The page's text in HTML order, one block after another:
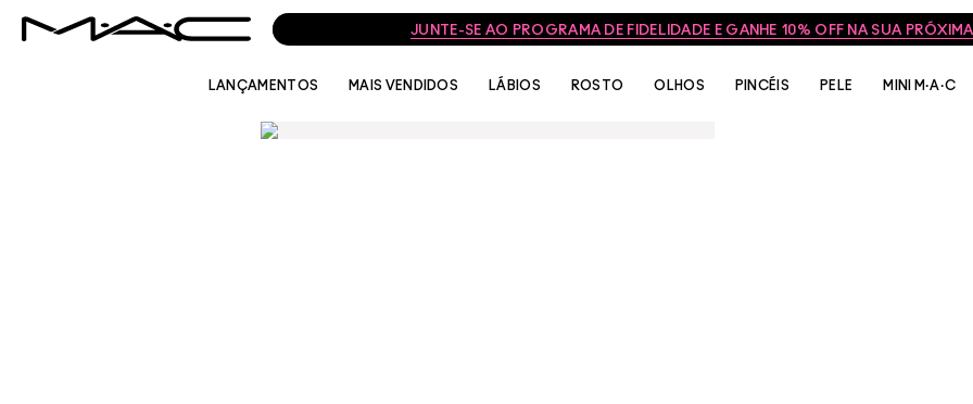
JUNTE-SE AO PROGRAMA DE FIDELIDADE E GANHE 10% OFF NA SUA
LANÇAMENTOS MAIS VENDIDOS LÁBIOS ROSTO OLHOS PINCÉIS PELE MINI M·A·C